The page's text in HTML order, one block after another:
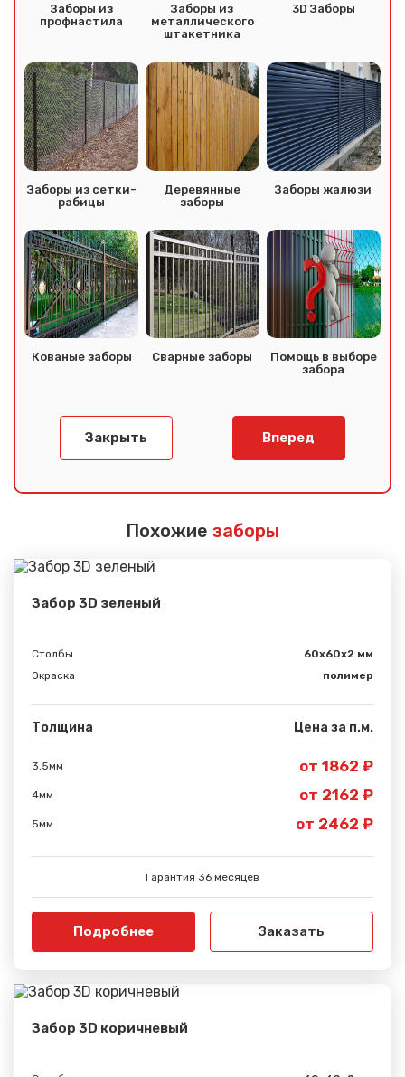
Заборы из
профнастила
Заборы из
металлического
штакетника
3D Заборы
Заборы из сетки-
рабицы
Деревянные
заборы
Заборы жалюзи
Кованые заборы Сварные заборы
Помощь в выборе
забора
Закрыть Вперед
Похожие заборы
Забор 3D зеленый
Столбы
60х60х2 мм
Окраска
полимер
Толщина Цена за п.м.
3,5мм от 1862 ₽
4мм от 2162 ₽
5мм от 2462 ₽
Гарантия 36 месяцев
Подробнее Заказать
Забор 3D коричневый
Сообщение успешно